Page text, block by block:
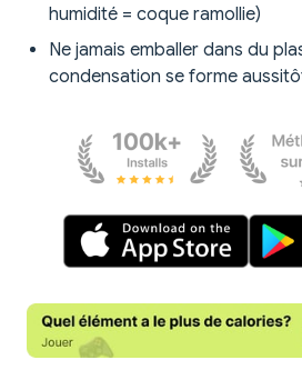
humidité = coque ramollie)
Ne jamais emballer dans du
condensation se forme